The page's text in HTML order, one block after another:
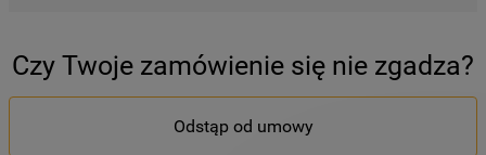
Czy Twoje zamówienie się nie zgadza?
Odstąp od umowy